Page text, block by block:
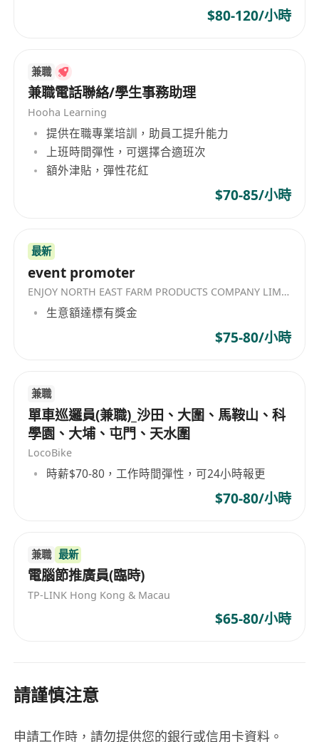
**職位概述：**
我們誠聘具進取心及自驅動力的銷售及市場推廣專
員，加入本公司香港金融團隊。**歡迎應屆畢業生
及具1–3年工作經驗人士**申請。無論你是剛踏入職
場，或正尋求轉職機會，我們均提供完善培訓及清
**主要職責：**
- 協助制定及執行銷售及市場推廣策略
- 拓展及維繫金融行業的潛在及現有客戶關係
- 策劃及執行市場推廣活動（包括線上及線下）
- 撰寫市場分析報告及客戶提案
- 歡迎應屆畢業生及具1–3年相關工作經驗者申請
- 具良好溝通技巧（廣東話或普通話）
- 主動學習、有責任感及以客戶為本
- 熟悉CRM系統及市場推廣工具者更佳
$80-120/小時
兼職
兼職電話聯絡/學生事務助理
Hooha Learning
提供在職專業培訓，助員工提升能力
上班時間彈性，可選擇合適班次
額外津貼，彈性花紅
$70-85/小時
最新
event promoter
ENJOY NORTH EAST FARM PRODUCTS COMPANY LIMITED
生意額達標有獎金
$75-80/小時
兼職
單車巡邏員(兼職)_沙田、大圍、馬鞍山、科
學園、大埔、屯門、天水圍
LocoBike
時薪$70-80，工作時間彈性，可24小時報更
$70-80/小時
兼職 最新
電腦節推廣員(臨時)
TP-LINK Hong Kong & Macau
$65-80/小時
請謹慎注意
申請工作時，請勿提供您的銀行或信用卡資料。